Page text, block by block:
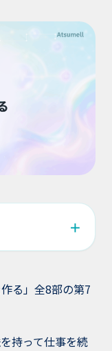
＋
る」全8部の第7
持って仕事を続